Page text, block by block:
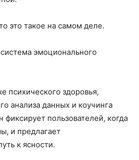
это такое на самом деле.
эмоционального
психического здоровья,
анализа данных и коучинга
пользователей, когда
и предлагает
к ясности.